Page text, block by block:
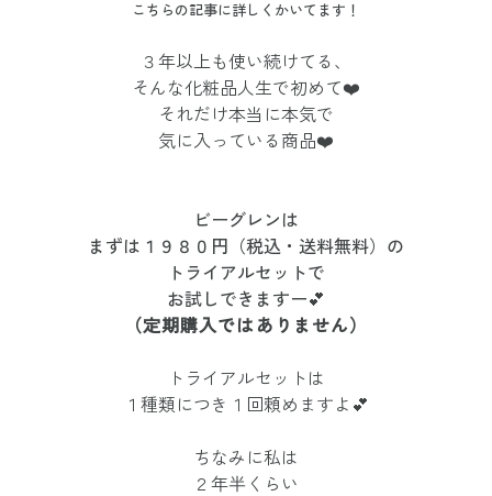
こちらの記事に詳しくかいてます！
３年以上も使い続けてる、
そんな化粧品人生で初めて❤️
それだけ本当に本気で
気に入っている商品❤️
ビーグレンは
まずは１９８０円（税込・送料無料）の
トライアルセットで
お試しできますー💕
（定期購入ではありません）
トライアルセットは
１種類につき１回頼めますよ💕
ちなみに私は
２年半くらい